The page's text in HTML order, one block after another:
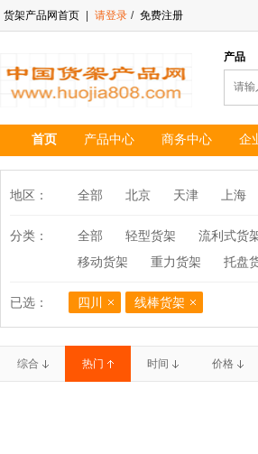
货架产品网首页 请登录 / 免费注册
产品
首页 产品中心 商务中心 企
地区： 全部 北京 天津 上海
分类： 全部 轻型货架 流利式货
移动货架
重力货架 托盘
已选： 四川 线棒货架
综合 热门 时间 价格